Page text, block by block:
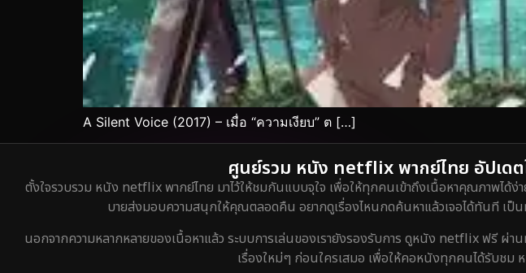
A Silent Voice (2017) – เมื่อ “ความเงียบ” ต […]
ศูนย์รวม หนัง netflix พากย์ไทย อัปเด
ตั้งใจรวบรวม หนัง netflix พากย์ไทย มาไว้ให้ชมกันแบบจุใจ เพื่อให้ทุกคนเข้าถึงเนื้อหาคุณภาพได้
บายส่งมอบความสนุกให้คุณตลอดคืน อยากดูเรื่องไหนกดค้นหาแล้วเจอได้ทันที เ
นอกจากความหลากหลายของเนื้อหาแล้ว ระบบการเล่นของเรายังรองรับการ ดูหนัง netflix ฟรี
เรื่องใหม่ๆ ก่อนใครเสมอ เพื่อให้คอหนังทุกคนได้รับชม